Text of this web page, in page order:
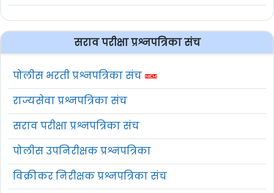
सराव परीक्षा प्रश्नपत्रिका संच
पोलीस भरती प्रश्नपत्रिका संच
राज्यसेवा प्रश्नपत्रिका संच
सराव परीक्षा प्रश्नपत्रिका संच
पोलीस उपनिरीक्षक प्रश्नपत्रिका
विक्रीकर निरीक्षक प्रश्नपत्रिका संच